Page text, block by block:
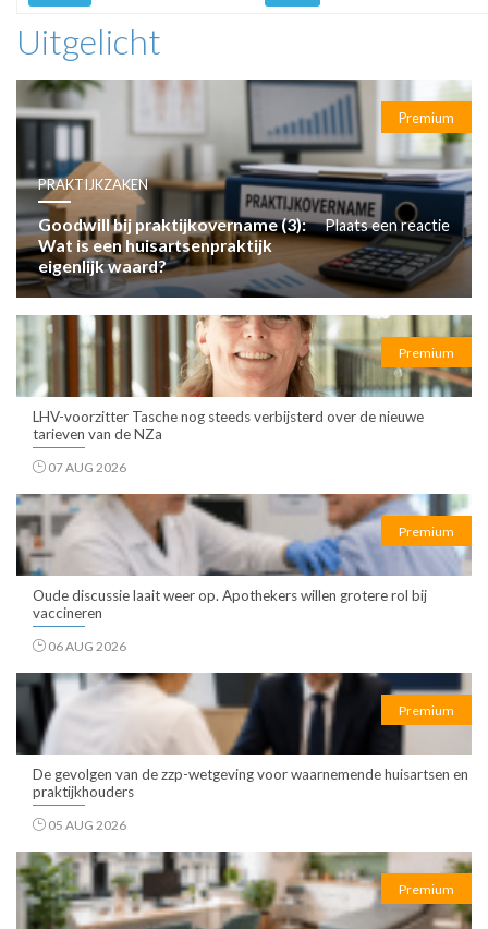
Uitgelicht
Premium
PRAKTIJKZAKEN
Goodwill bij praktijkovername (3):
Wat is een huisartsenpraktijk
eigenlijk waard?
Plaats een reactie
Premium
LHV-voorzitter Tasche nog steeds verbijsterd over de nieuwe
tarieven van de NZa
07 AUG 2026
Premium
Oude discussie laait weer op. Apothekers willen grotere rol bij
vaccineren
06 AUG 2026
Premium
De gevolgen van de zzp-wetgeving voor waarnemende huisartsen en
praktijkhouders
05 AUG 2026
Premium